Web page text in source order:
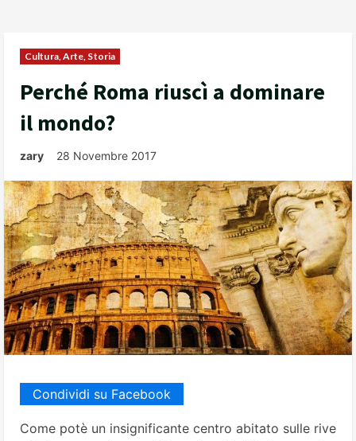
Cultura, Arte, Storia
Perché Roma riuscì a dominare
il mondo?
zary 28 Novembre 2017
Condividi su Facebook
Come potè un insignificante centro abitato sulle rive